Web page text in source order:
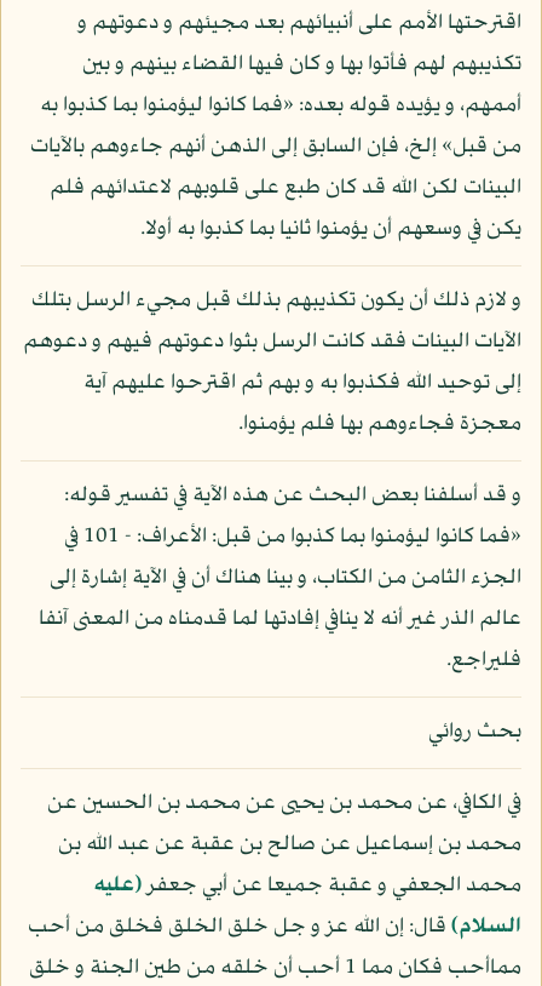
اقترحتها الأمم على أنبيائهم بعد مجيئهم و دعوتهم و
تكذيبهم لهم فأتوا بها و كان فيها القضاء بينهم و بين
أممهم، و يؤيده قوله بعده: «فما كانوا ليؤمنوا بما كذبوا به
من قبل» إلخ، فإن السابق إلى الذهن أنهم جاءوهم بالآيات
البينات لكن الله قد كان طبع على قلوبهم لاعتدائهم فلم
يكن في وسعهم أن يؤمنوا ثانيا بما كذبوا به أولا.
و لازم ذلك أن يكون تكذيبهم بذلك قبل مجيء الرسل بتلك
الآيات البينات فقد كانت الرسل بثوا دعوتهم فيهم و دعوهم
إلى توحيد الله فكذبوا به و بهم ثم اقترحوا عليهم آية
معجزة فجاءوهم بها فلم يؤمنوا.
و قد أسلفنا بعض البحث عن هذه الآية في تفسير قوله:
«فما كانوا ليؤمنوا بما كذبوا من قبل: الأعراف: - 101 في
الجزء الثامن من الكتاب، و بينا هناك أن في الآية إشارة إلى
عالم الذر غير أنه لا ينافي إفادتها لما قدمناه من المعنى آنفا
فليراجع.
بحث روائي
في الكافي، عن محمد بن يحيى عن محمد بن الحسين عن
محمد بن إسماعيل عن صالح بن عقبة عن عبد الله بن
محمد الجعفي و عقبة جميعا عن أبي جعفر(عليه
السلام)قال: إن الله عز و جل خلق الخلق فخلق من أحب
مماأحب فكان مما 1 أحب أن خلقه من طين الجنة و خلق